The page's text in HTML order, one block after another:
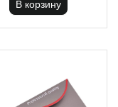
В корзину